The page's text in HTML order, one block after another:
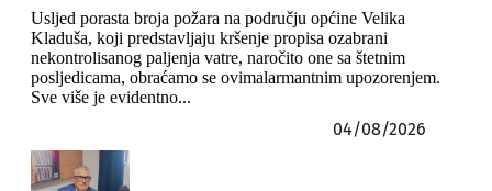
Usljed porasta broja požara na području općine Velika
Kladuša, koji predstavljaju kršenje propisa ozabrani
nekontrolisanog paljenja vatre, naročito one sa štetnim
posljedicama, obraćamo se ovimalarmantnim upozorenjem.
Sve više je evidentno...
04/08/2026